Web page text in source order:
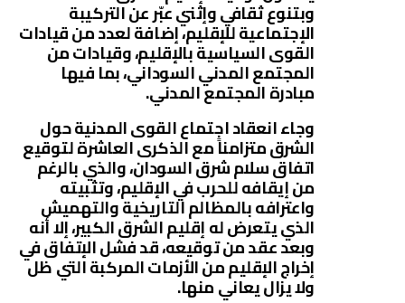
وبتنوع ثقافي وإثني عبّر عن التركيبة
الإجتماعية للإقليم، إضافة لعدد من قيادات
القوى السياسية بالإقليم، وقيادات من
المجتمع المدني السوداني، بما فيها
مبادرة المجتمع المدني.
وجاء انعقاد اجتماع القوى المدنية حول
الشرق متزامناً مع الذكرى العاشرة لتوقيع
اتفاق سلام شرق السودان، والذي بالرغم
من إيقافه للحرب في الإقليم، وتثبيته
واعترافه بالمظالم التاريخية والتهميش
الذي يتعرض له إقليم الشرق الكبير، إلا أنه
وبعد عقد من توقيعه، قد فشل الإتفاق في
إخراج الإقليم من الأزمات المركبة التي ظل
ولا يزال يعاني منها.